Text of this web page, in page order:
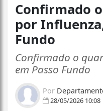
Confirmado
por
Fundo
Confirmado o
em Passo Fundo
Por
28/05/2026 10:08